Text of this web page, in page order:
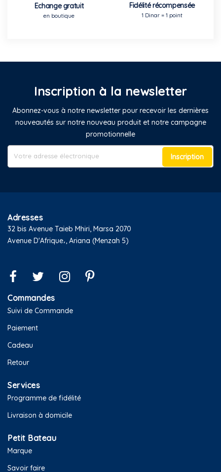
Echange gratuit
en boutique
Fidélité récompensée
1 Dinar = 1 point
Inscription à la newsletter
Abonnez-vous à notre newsletter pour recevoir les dernières
nouveautés sur notre nouveau produit et notre campagne
promotionnelle
Inscription
Adresses
32 bis Avenue Taieb Mhiri, Marsa 2070
Avenue D'Afrique،, Ariana (Menzah 5)
Commandes
Suivi de Commande
Paiement
Cadeau
Retour
Services
Programme de fidélité
Livraison à domicile
Petit Bateau
Marque
Savoir faire